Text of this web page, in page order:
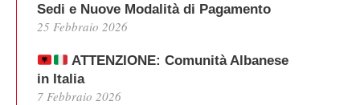
Sedi e Nuove Modalità di Pagamento
25 Febbraio 2026
ATTENZIONE: Comunità Albanese
in Italia
7 Febbraio 2026